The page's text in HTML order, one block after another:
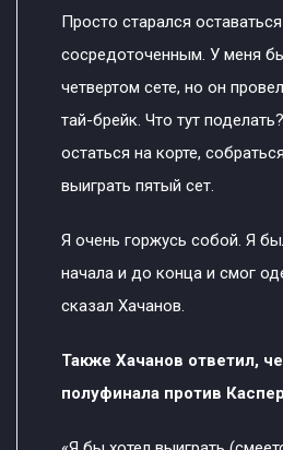
Просто старался оставаться
сосредоточенным. У меня
четвертом сете, но он
тай-брейк. Что тут
остаться на корте,
выиграть пятый сет.
Я очень горжусь собой. Я
начала и до конца и смог
сказал Хачанов.
Также Хачанов ответил,
полуфинала против